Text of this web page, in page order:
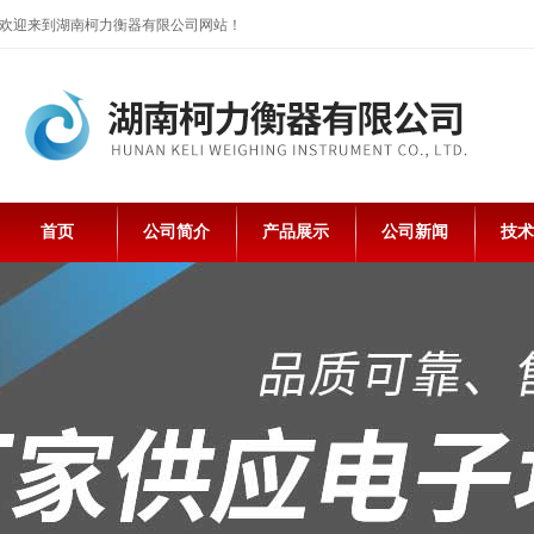
欢迎来到湖南柯力衡器有限公司网站！
首页 公司简介 产品展示 公司新闻 技